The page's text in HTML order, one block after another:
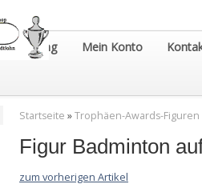
Gosling Mein Konto
Startseite »Trophäen-Awards-Figuren
Figur Badminton
zum vorherigen Artikel